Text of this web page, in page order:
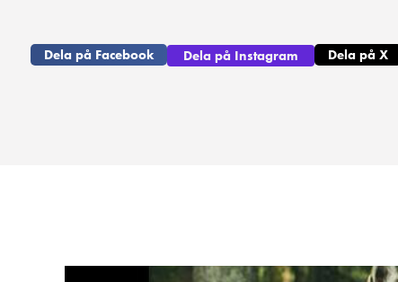
Dela på Facebook Dela på Instagram Dela på X